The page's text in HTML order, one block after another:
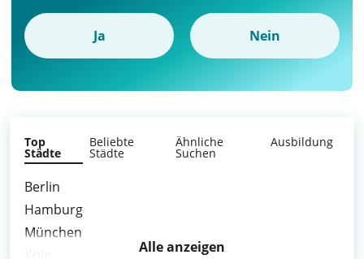
Ja Nein
Top
Städte
Beliebte
Städte
Ähnliche
Suchen
Ausbildung
Berlin
Hamburg
München
Alle anzeigen